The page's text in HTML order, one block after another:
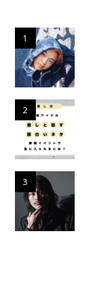
1
2
3